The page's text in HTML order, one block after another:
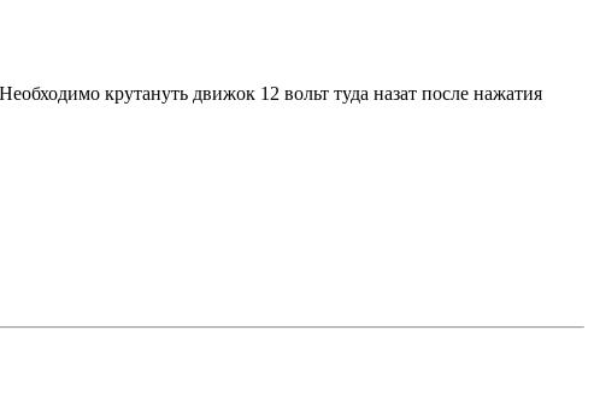
крутануть движок 12 вольт туда назат после нажатия